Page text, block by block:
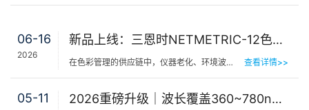
06-16
2026
新品上线：三恩时NETMETRIC-12色砖与网络校正软件，解决台间差难题
在色彩管理的供应链中，仪器老化、环境波动、台间差…… 一个环节的微小偏差，都可能导致最终… 查看详情>>
05-11 2026重磅升级｜波长覆盖360~780nm，三恩时便携式分光测色仪全光谱了！